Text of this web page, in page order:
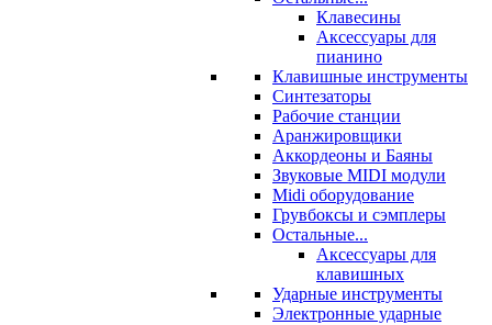
Клавесины
Аксессуары для
пианино
Клавишные инструменты
Синтезаторы
Рабочие станции
Аранжировщики
Аккордеоны и Баяны
Звуковые MIDI модули
Midi оборудование
Грувбоксы и сэмплеры
Остальные...
Аксессуары для
клавишных
Ударные инструменты
Электронные ударные